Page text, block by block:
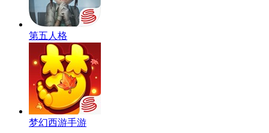
第五人格
梦幻西游手游